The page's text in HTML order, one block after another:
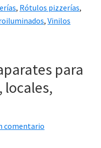
, Rótulos pizzerías,
, Vinilos
para
locales,
comentario